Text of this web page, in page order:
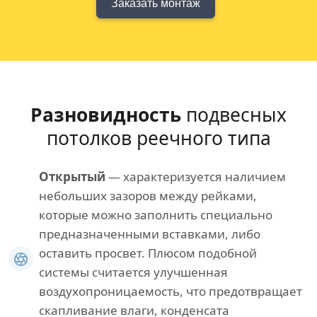
Заказать монтаж
Разновидность подвесных
потолков реечного типа
Открытый — характеризуется наличием
небольших зазоров между рейками,
которые можно заполнить специально
предназначенными вставками, либо
оставить просвет. Плюсом подобной
системы считается улучшенная
воздухопроницаемость, что предотвращает
скапливание влаги, конденсата